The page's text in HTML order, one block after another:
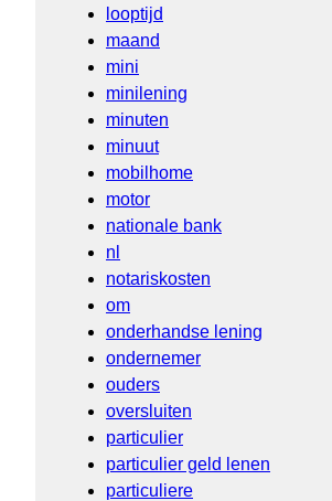
looptijd
maand
mini
minilening
minuten
minuut
mobilhome
motor
nationale bank
nl
notariskosten
om
onderhandse lening
ondernemer
ouders
oversluiten
particulier
particulier geld lenen
particuliere